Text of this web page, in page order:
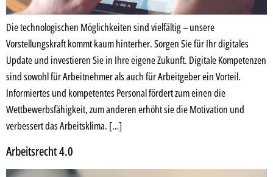
Die technologischen Möglichkeiten sind vielfältig – unsere
Vorstellungskraft kommt kaum hinterher. Sorgen Sie für Ihr digitales
Update und investieren Sie in Ihre eigene Zukunft. Digitale Kompetenzen
sind sowohl für Arbeitnehmer als auch für Arbeitgeber ein Vorteil.
Informiertes und kompetentes Personal fördert zum einen die
Wettbewerbsfähigkeit, zum anderen erhöht sie die Motivation und
verbessert das Arbeitsklima. […]
Arbeitsrecht 4.0